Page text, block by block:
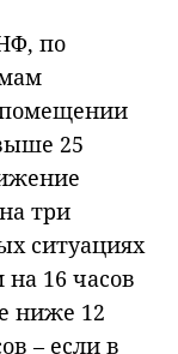
по
помещении
25
три
ситуациях
16 часов
ниже 12
– если в